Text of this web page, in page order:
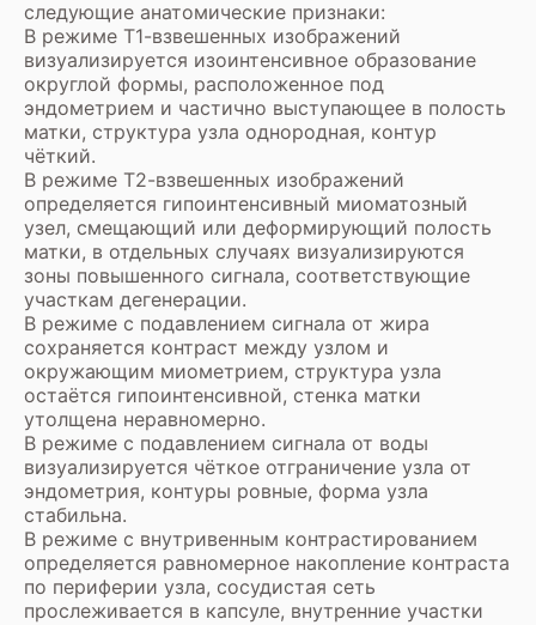
следующие анатомические признаки:
В режиме Т1-взвешенных изображений
визуализируется изоинтенсивное образование
округлой формы, расположенное под
эндометрием и частично выступающее в полость
матки, структура узла однородная, контур
чёткий.
В режиме Т2-взвешенных изображений
определяется гипоинтенсивный миоматозный
узел, смещающий или деформирующий полость
матки, в отдельных случаях визуализируются
зоны повышенного сигнала, соответствующие
участкам дегенерации.
В режиме с подавлением сигнала от жира
сохраняется контраст между узлом и
окружающим миометрием, структура узла
остаётся гипоинтенсивной, стенка матки
утолщена неравномерно.
В режиме с подавлением сигнала от воды
визуализируется чёткое отграничение узла от
эндометрия, контуры ровные, форма узла
стабильна.
В режиме с внутривенным контрастированием
определяется равномерное накопление контраста
по периферии узла, сосудистая сеть
прослеживается в капсуле, внутренние участки